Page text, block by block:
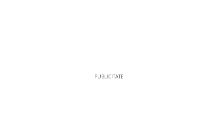
PUBLICITATE